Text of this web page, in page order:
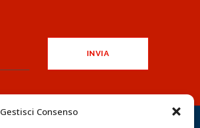
Gestisci Consenso